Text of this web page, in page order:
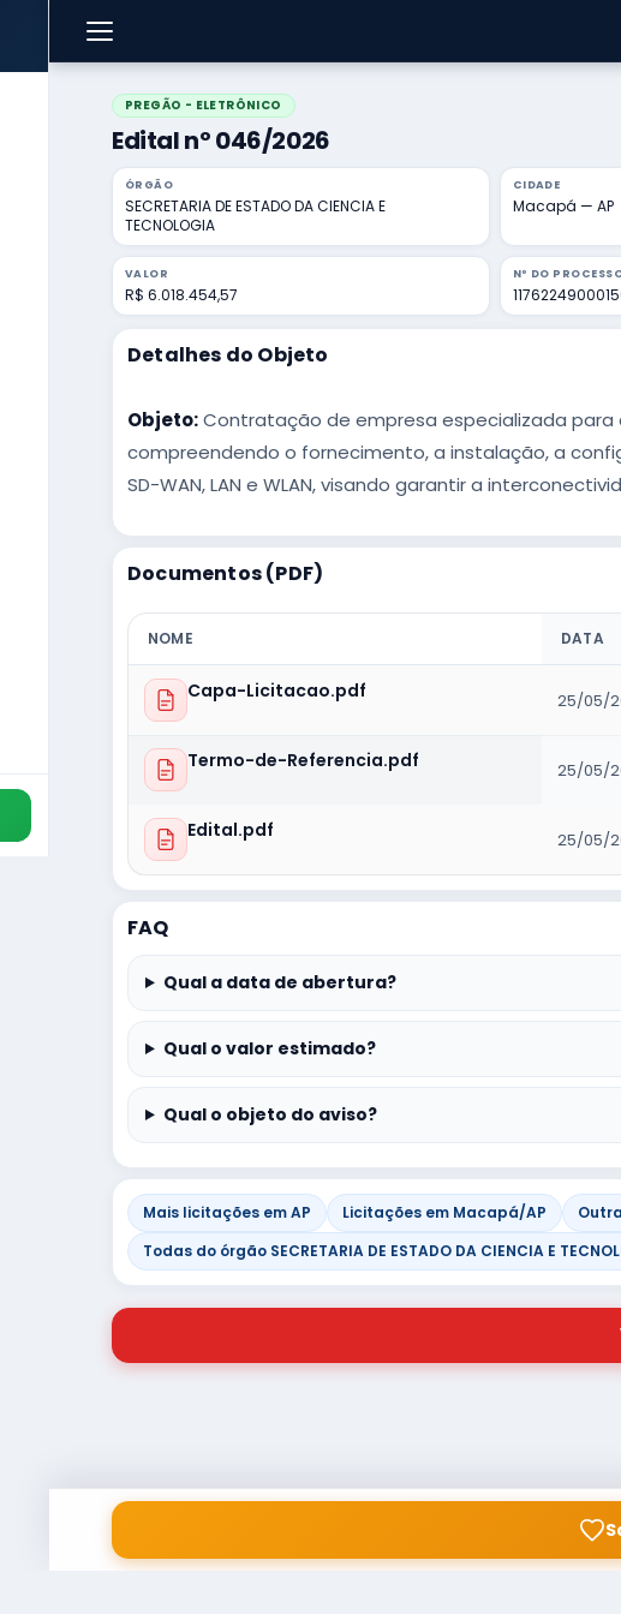
PREGÃO - ELETRÔNICO
Edital nº 046/2026
ÓRGÃO
SECRETARIA DE ESTADO DA CIENCIA E
TECNOLOGIA
CIDADE
Macapá — AP
VALOR
R$ 6.018.454,57
Nº DO
Detalhes do Objeto
Objeto:Contratação de empresa especializada
compreendendo o fornecimento, a instalação, a
SD-WAN, LAN e WLAN, visando garantir a
Documentos (PDF)
NOME DATA
Capa-Licitacao.pdf 25/05/
Termo-de-Referencia.pdf 25/05/
Edital.pdf 25/05/
FAQ
Qual a data de abertura?
Qual o valor estimado?
Qual o objeto do aviso?
Mais licitações em AP Licitações em Macapá/AP
Todas do órgão SECRETARIA DE ESTADO DA CIENCIA E